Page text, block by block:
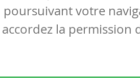
Soutien scolaire
poursuivant votre
la permission